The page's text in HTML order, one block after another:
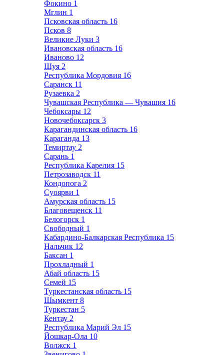
Фокино 1
Мглин 1
Псковская область 16
Псков 8
Великие Луки 3
Ивановская область 16
Иваново 12
Шуя 2
Республика Мордовия 16
Саранск 11
Рузаевка 2
Чувашская Республика — Чувашия 16
Чебоксары 12
Новочебоксарск 3
Карагандинская область 16
Караганда 13
Темиртау 2
Сарань 1
Республика Карелия 15
Петрозаводск 11
Кондопога 2
Суоярви 1
Амурская область 15
Благовещенск 11
Белогорск 1
Свободный 1
Кабардино-Балкарская Республика 15
Нальчик 12
Баксан 1
Прохладный 1
Абай область 15
Семей 15
Туркестанская область 15
Шымкент 8
Туркестан 5
Кентау 2
Республика Марий Эл 15
Йошкар-Ола 10
Волжск 1